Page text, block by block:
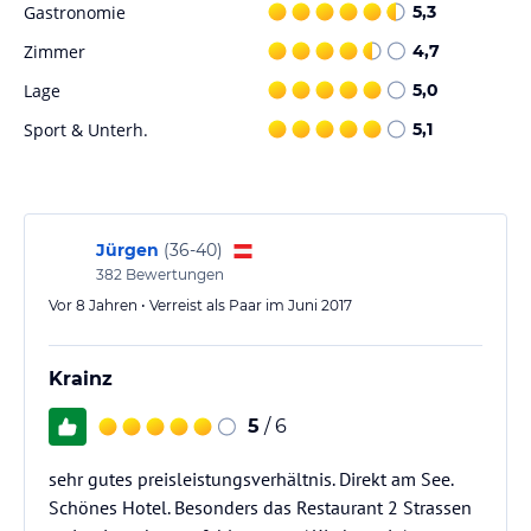
Gastronomie 5,3
Zimmer 4,7
Lage 5,0
Sport & Unterh. 5,1
Jürgen (36-40)
382 Bewertungen
Vor 8 Jahren • Verreist als Paar im Juni 2017
Krainz
5 / 6
sehr gutes preisleistungsverhältnis. Direkt am See.
Schönes Hotel. Besonders das Restaurant 2 Strassen